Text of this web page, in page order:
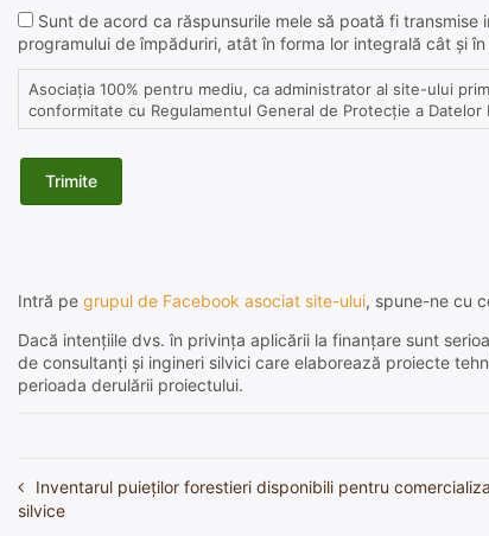
Sunt de acord ca răspunsurile mele să poată fi
programului de împăduriri, atât în forma lor integrală cât și
Asociația 100% pentru mediu, ca administrator al site-ului
conformitate cu Regulamentul General de Protecție a Datelor
Intră pe grupul de Facebook asociat site-ului, spune-ne cu
Dacă intențiile dvs. în privința aplicării la finanțare sunt
de consultanți și ingineri silvici care elaborează proiecte
perioada derulării proiectului.
Navigare
Inventarul puieților forestieri disponibili pentru
silvice